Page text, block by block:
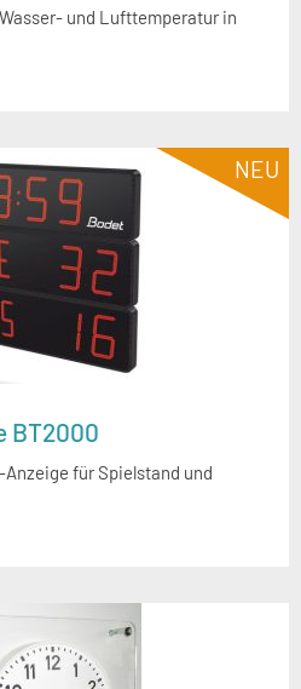
und Lufttemperatur in
BT2000
für Spielstand und
NEU